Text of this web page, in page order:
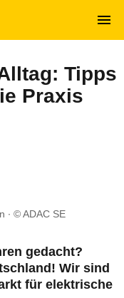
MENÜ
Tipps
Praxis
© ADAC SE
gedacht?
Wir sind
für elektrische